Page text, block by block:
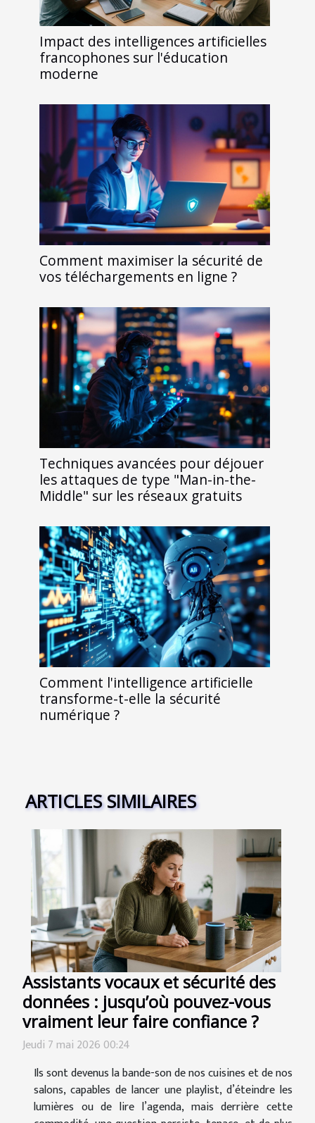
Impact des intelligences artificielles
francophones sur l'éducation
moderne
Comment maximiser la sécurité de
vos téléchargements en ligne ?
Techniques avancées pour déjouer
les attaques de type "Man-in-the-
Middle" sur les réseaux gratuits
Comment l'intelligence artificielle
transforme-t-elle la sécurité
numérique ?
ARTICLES SIMILAIRES
Assistants vocaux et sécurité des
données : jusqu’où pouvez-vous
vraiment leur faire confiance ?
Jeudi 7 mai 2026 00:24
Ils sont devenus la bande-son de nos cuisines et de nos
salons, capables de lancer une playlist, d’éteindre les
lumières ou de lire l’agenda, mais derrière cette